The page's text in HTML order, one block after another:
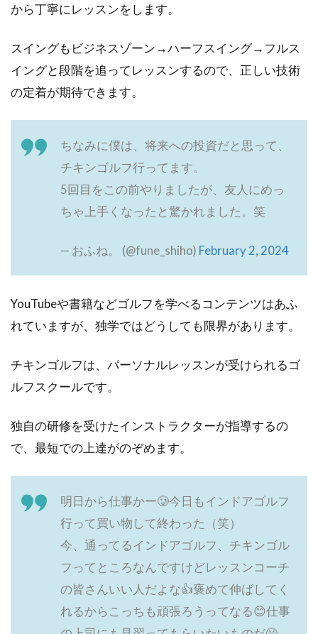
から丁寧にレッスンをします。
スイングもビジネスゾーン→ハーフスイング→フルス
イングと段階を追ってレッスンするので、正しい技術
の定着が期待できます。
ちなみに僕は、将来への投資だと思って、
チキンゴルフ行ってます。
5回目をこの前やりましたが、友人にめっ
ちゃ上手くなったと驚かれました。笑
— おふね。 (@fune_shiho) February 2, 2024
YouTubeや書籍などゴルフを学べるコンテンツはあふ
れていますが、独学ではどうしても限界があります。
チキンゴルフは、パーソナルレッスンが受けられるゴ
ルフスクールです。
独自の研修を受けたインストラクターが指導するの
で、最短での上達がのぞめます。
明日から仕事かー🥲今日もインドアゴルフ
行って買い物して終わった（笑）
今、通ってるインドアゴルフ、チキンゴル
フってところなんですけどレッスンコーチ
の皆さんいい人だよな👍褒めて伸ばしてく
れるからこっちも頑張ろうってなる😊仕事